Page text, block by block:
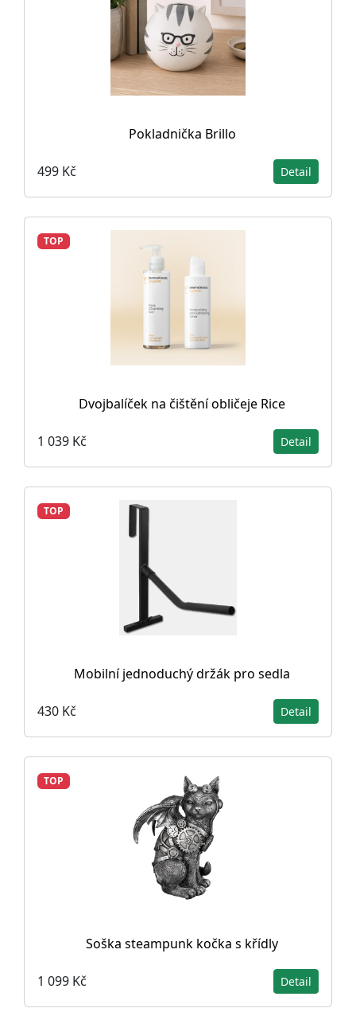
Pokladnička Brillo
499 Kč Detail
TOP
Dvojbalíček na čištění obličeje Rice
1 039 Kč Detail
TOP
Mobilní jednoduchý držák pro sedla
430 Kč Detail
TOP
Soška steampunk kočka s křídly
1 099 Kč Detail